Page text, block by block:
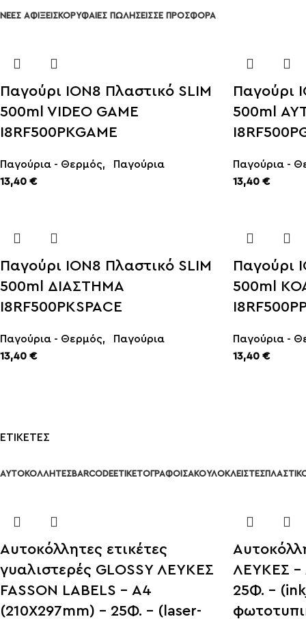
ΠΕΡΙΣΣΟΤΕΡΑ
ΝΕΕΣ ΑΦΙΞΕΙΣΚΟΡΥΦΑΙΕΣ ΠΩΛΗΣΕΙΣΣΕ ΠΡΟΣΦΟΡΑ
Παγούρι ION8 Πλαστικό SLIM
500ml VIDEO GAME
I8RF500PKGAME
Παγούρια - Θερμός,
Παγούρια
13,40 €
Παγούρι
500ml
Παγούρια -
13,40 €
Παγούρι ION8 Πλαστικό SLIM
500ml ΔΙΑΣΤΗΜΑ
I8RF500PKSPACE
Παγούρια - Θερμός,
Παγούρια
13,40 €
Παγούρι
500ml
Παγούρια -
13,40 €
TONER
ΠΕΡΙΣΣΟΤΕΡΑ
ΕΤΙΚΕΤΕΣ
ΑΥΤΟΚΟΛΛΗΤΕΣBARCODEΕΤΙΚΕΤΟΓΡΑΦΟΙΣΑΚΟΥΛΟΚΛΕΙΣΤΕΣ
Αυτοκόλλητες ετικέτες
γυαλιστερές GLOSSY ΛΕΥΚΕΣ
FASSON LABELS – Α4
(210X297mm) – 25Φ. – (laser-
ΛΕΥΚΕΣ –
25Φ. –